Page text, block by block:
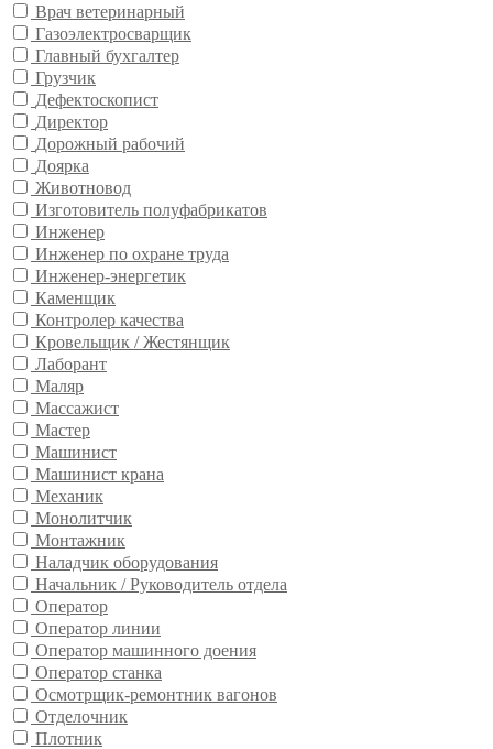
Врач ветеринарный
Газоэлектросварщик
Главный бухгалтер
Грузчик
Дефектоскопист
Директор
Дорожный рабочий
Доярка
Животновод
Изготовитель полуфабрикатов
Инженер
Инженер по охране труда
Инженер-энергетик
Каменщик
Контролер качества
Кровельщик / Жестянщик
Лаборант
Маляр
Массажист
Мастер
Машинист
Машинист крана
Механик
Монолитчик
Монтажник
Наладчик оборудования
Начальник / Руководитель отдела
Оператор
Оператор линии
Оператор машинного доения
Оператор станка
Осмотрщик-ремонтник вагонов
Отделочник
Плотник